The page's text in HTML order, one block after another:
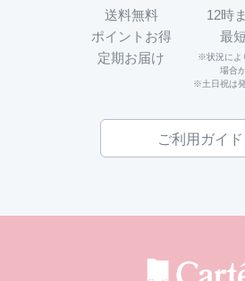
送料無料
ポイントお得
定期お届け
12時
最
※状況によ
場合
※土日祝は
ご利用ガイド